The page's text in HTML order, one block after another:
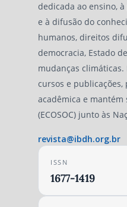
dedicada ao ensino,
e à difusão do
humanos, direitos
democracia, Estado
mudanças
cursos e publicações,
acadêmica e
(ECOSOC) junto às
revista@ibdh.org.br
ISSN
1677-1419